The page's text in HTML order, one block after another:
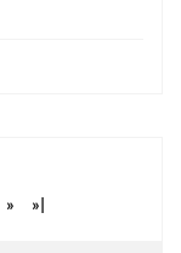
» »|